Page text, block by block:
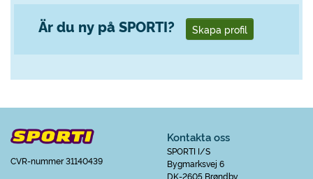
Är du ny på SPORTI? Skapa profil
CVR-nummer 31140439
Kontakta oss
SPORTI I/S
Bygmarksvej 6
DK-2605 Brøndby